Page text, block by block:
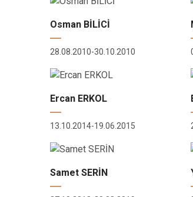
Osman BİLİCİ
28.08.2010-30.10.2010
Ercan ERKOL
13.10.2014-19.06.2015
Samet SERİN